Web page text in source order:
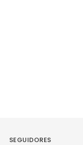
SEGUIDORES